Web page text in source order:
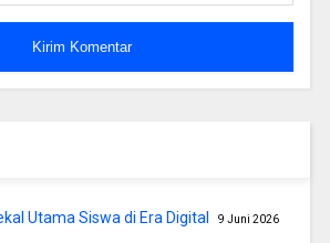
Utama Siswa di Era Digital 9 Juni 2026